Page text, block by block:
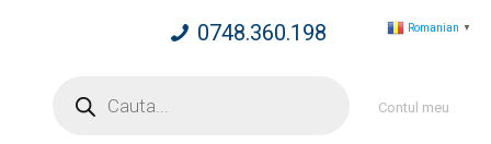
0748.360.198
search
Contul meu
Romanian ▼